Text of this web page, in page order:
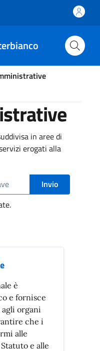
in aree di
erogati alla
Invio
è
e fornisce
organi
che i
alle
e alle